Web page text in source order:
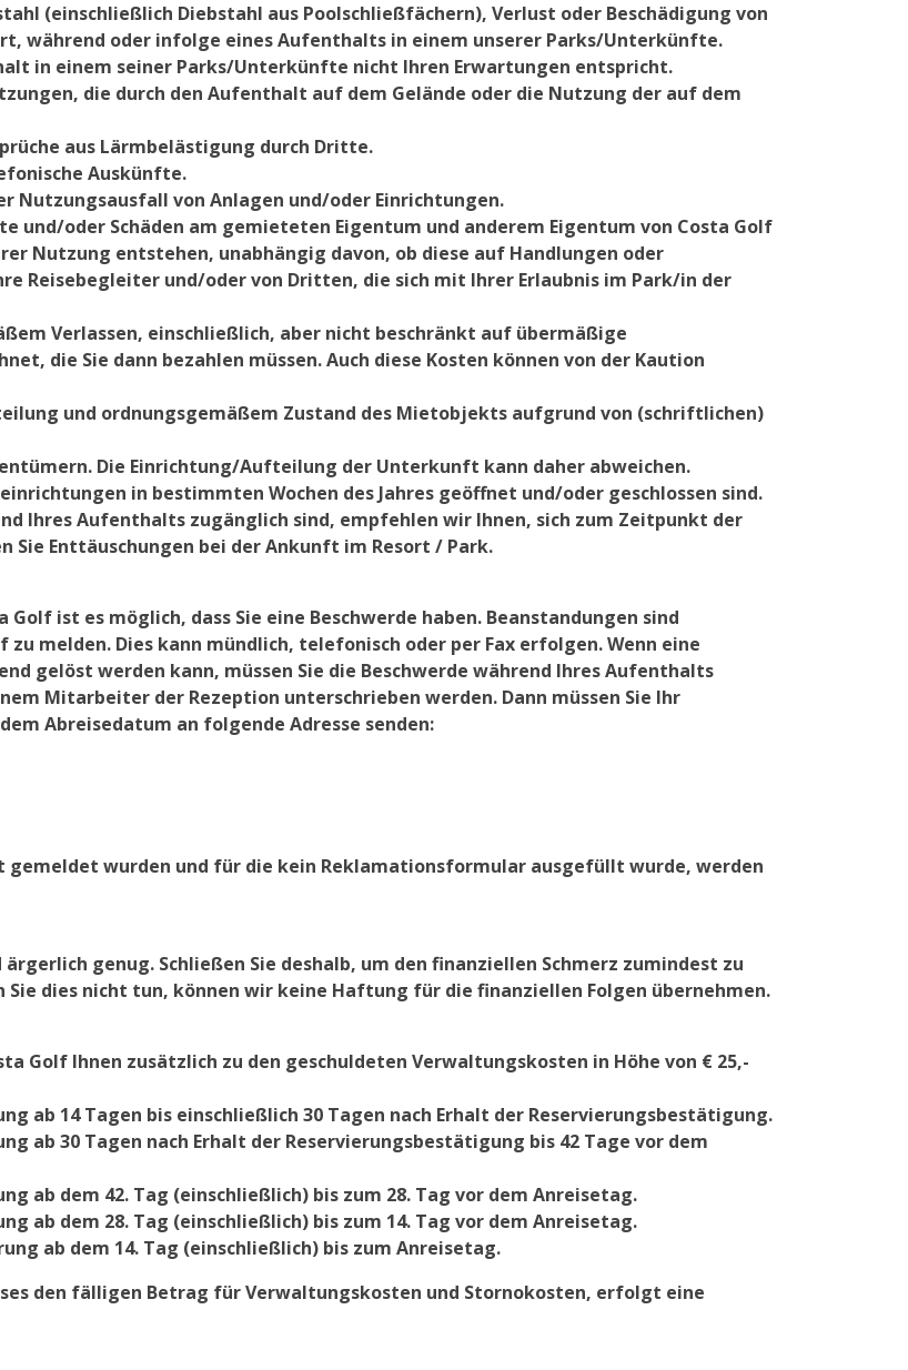
(einschließlich Diebstahl aus Poolschließfächern), Verlust oder Beschädigung von
während oder infolge eines Aufenthalts in einem unserer Parks/Unterkünfte.
in einem seiner Parks/Unterkünfte nicht Ihren Erwartungen entspricht.
die durch den Aufenthalt auf dem Gelände oder die Nutzung der auf dem
aus Lärmbelästigung durch Dritte.
Auskünfte.
Nutzungsausfall von Anlagen und/oder Einrichtungen.
und/oder Schäden am gemieteten Eigentum und anderem Eigentum von Costa Golf
Nutzung entstehen, unabhängig davon, ob diese auf Handlungen oder
Reisebegleiter und/oder von Dritten, die sich mit Ihrer Erlaubnis im Park/in der
Verlassen, einschließlich, aber nicht beschränkt auf übermäßige
die Sie dann bezahlen müssen. Auch diese Kosten können von der Kaution
und ordnungsgemäßem Zustand des Mietobjekts aufgrund von (schriftlichen)
Die Einrichtung/Aufteilung der Unterkunft kann daher abweichen.
in bestimmten Wochen des Jahres geöffnet und/oder geschlossen sind.
Ihres Aufenthalts zugänglich sind, empfehlen wir Ihnen, sich zum Zeitpunkt der
Sie Enttäuschungen bei der Ankunft im Resort / Park.
ist es möglich, dass Sie eine Beschwerde haben. Beanstandungen sind
melden. Dies kann mündlich, telefonisch oder per Fax erfolgen. Wenn eine
gelöst werden kann, müssen Sie die Beschwerde während Ihres Aufenthalts
Mitarbeiter der Rezeption unterschrieben werden. Dann müssen Sie Ihr
Abreisedatum an folgende Adresse senden:
gemeldet wurden und für die kein Reklamationsformular ausgefüllt wurde, werden
genug. Schließen Sie deshalb, um den finanziellen Schmerz zumindest zu
dies nicht tun, können wir keine Haftung für die finanziellen Folgen übernehmen.
Golf Ihnen zusätzlich zu den geschuldeten Verwaltungskosten in Höhe von € 25,-
ab 14 Tagen bis einschließlich 30 Tagen nach Erhalt der Reservierungsbestätigung.
ab 30 Tagen nach Erhalt der Reservierungsbestätigung bis 42 Tage vor dem
ab dem 42. Tag (einschließlich) bis zum 28. Tag vor dem Anreisetag.
ab dem 28. Tag (einschließlich) bis zum 14. Tag vor dem Anreisetag.
ab dem 14. Tag (einschließlich) bis zum Anreisetag.
den fälligen Betrag für Verwaltungskosten und Stornokosten, erfolgt eine